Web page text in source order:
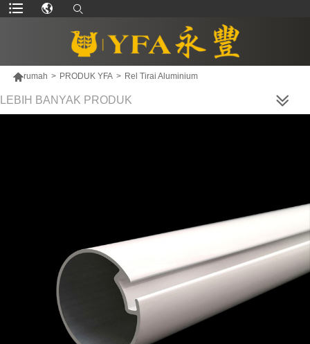
rumah > PRODUK YFA > Rel Tirai Aluminium
LEBIH BANYAK PRODUK